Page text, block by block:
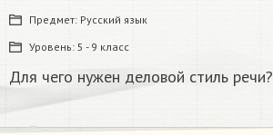
Предмет: Русский язык
Уровень: 5 - 9 класс
Для чего нужен деловой стиль речи?